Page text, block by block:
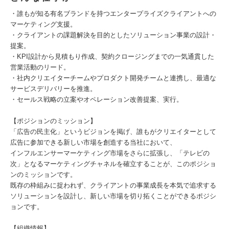
・誰もが知る有名ブランドを持つエンタープライズクライアントへの
マーケティング支援。
・クライアントの課題解決を目的としたソリューション事業の設計・
提案。
・KPI設計から見積もり作成、契約クロージングまでの一気通貫した
営業活動のリード。
・社内クリエイターチームやプロダクト開発チームと連携し、最適な
サービスデリバリーを推進。
・セールス戦略の立案やオペレーション改善提案、実行。
【ポジションのミッション】
「広告の民主化」というビジョンを掲げ、誰もがクリエイターとして
広告に参加できる新しい市場を創造する当社において、
インフルエンサーマーケティング市場をさらに拡張し、「テレビの
次」となるマーケティングチャネルを確立することが、このポジショ
ンのミッションです。
既存の枠組みに捉われず、クライアントの事業成長を本気で追求する
ソリューションを設計し、新しい市場を切り拓くことができるポジシ
ョンです。